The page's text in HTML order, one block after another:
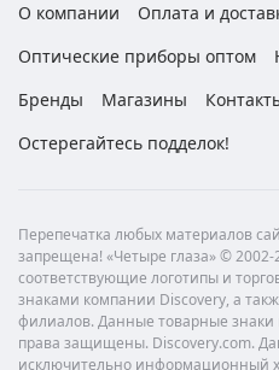
О компании
Оплата и
Оптические приборы оптом
Бренды
Магазины
Остерегайтесь подделок!
Перепечатка любых материалов
запрещена! «Четыре глаза» ©
соответствующие логотипы и
знаками компании Discovery, а
филиалов. Данные товарные знаки
права защищены. Discovery.com.
исключительно информационный